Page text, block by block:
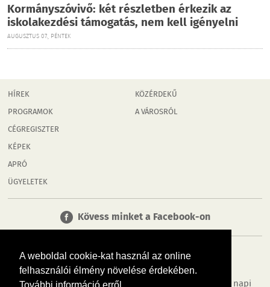
A weboldal cookie-kat használ az online
felhasználói élmény növelése érdekében.
Kormányszóvivő: két részletben érkezik az
iskolakezdési támogatás, nem kell igényelni
AUGUSZTUS 07., PÉNTEK
HÍREK
PROGRAMOK
CÉGREGISZTER
KÉPEK
APRÓ
ÜGYELETEK
KÖZÉRDEKŰ
A VÁROSRÓL
Kövess minket a Facebook-on
Tudj meg többet városodról! Hírek, programok, képek, napi